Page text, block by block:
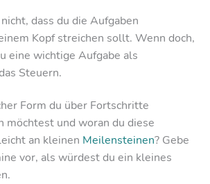
dass du die Aufgaben
Kopf streichen sollt. Wenn doch,
eine wichtige Aufgabe als
Steuern.
Form du über Fortschritte
möchtest und woran du diese
an kleinen Meilensteinen? Gebe
vor, als würdest du ein kleines